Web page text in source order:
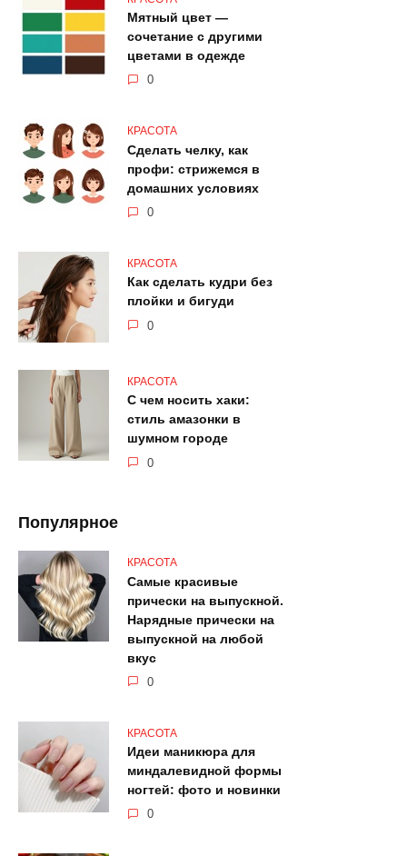
Мятный цвет —
сочетание с другими
цветами в одежде
0
КРАСОТА
Сделать челку, как
профи: стрижемся в
домашних условиях
0
КРАСОТА
Как сделать кудри без
плойки и бигуди
0
КРАСОТА
С чем носить хаки:
стиль амазонки в
шумном городе
0
Популярное
КРАСОТА
Самые красивые
прически на выпускной.
Нарядные прически на
выпускной на любой
вкус
0
КРАСОТА
Идеи маникюра для
миндалевидной формы
ногтей: фото и новинки
0